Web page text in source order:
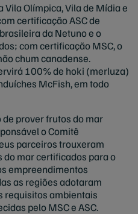
Vila Olímpica, Vila de Mídia e
certificação ASC de
da Netuno e o
com certificação MSC, o
chum canadense.
100% de hoki (merluza)
McFish, em todo
prover frutos do mar
o Comitê
parceiros trouxeram
mar certificados para o
empreendimentos
as regiões adotaram
requisitos ambientais
pelo MSC e ASC.